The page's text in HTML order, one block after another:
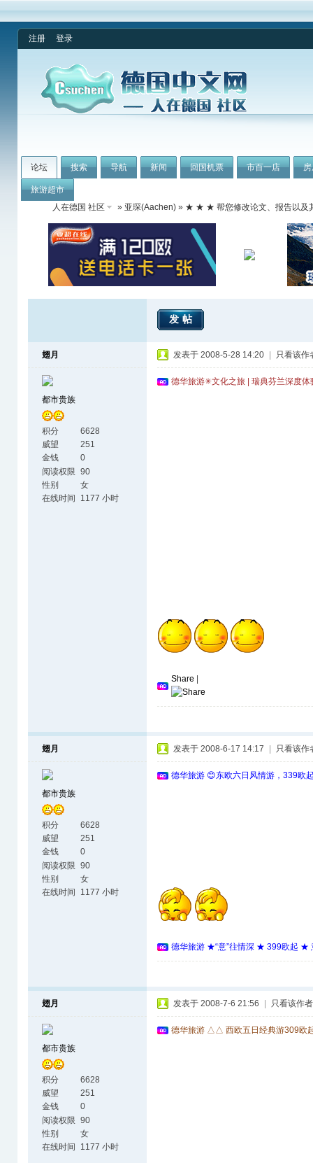
注册 登录
论坛 搜索 导航 新闻 回国机票 市百一店
旅游超市
人在德国 社区
» 亚琛(Aachen) » ★ ★ ★ 帮您修改论文、报告以
发帖
翅月
都市贵族
积分
6628
威望
251
金钱
0
阅读权限 90
性别
女
在线时间
1177 小时
发表于 2008-5-28 14:20 只看该作
德华旅游✳文化之旅 | 瑞典芬兰深度
Share
翅月
都市贵族
积分
6628
威望
251
金钱
0
阅读权限 90
性别
女
在线时间
1177 小时
发表于 2008-6-17 14:17 只看该作
德华旅游 😊东欧六日风情游，339欧
德华旅游 ★“意”往情深 ★ 399欧起 ★
翅月
都市贵族
积分
6628
威望
251
金钱
0
阅读权限 90
性别
女
在线时间
1177 小时
发表于 2008-7-6 21:56 只看该作者
德华旅游 △△ 西欧五日经典游309欧